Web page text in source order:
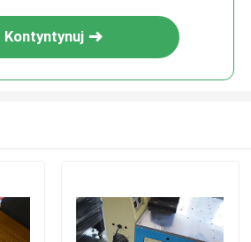
Kontyntynuj